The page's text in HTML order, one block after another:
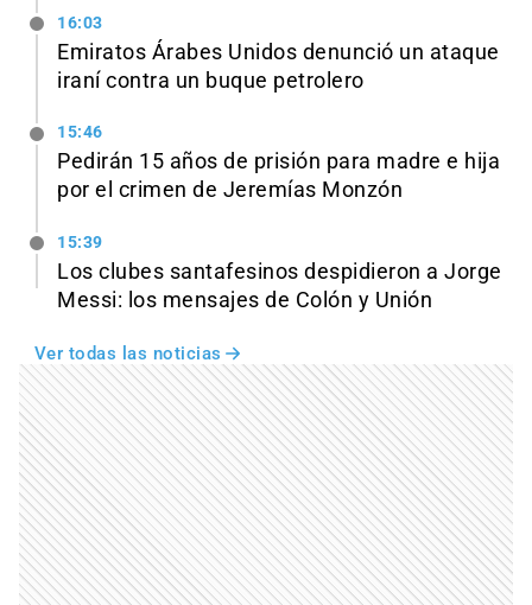
16:03
Emiratos Árabes Unidos denunció un ataque
iraní contra un buque petrolero
15:46
Pedirán 15 años de prisión para madre e hija
por el crimen de Jeremías Monzón
15:39
Los clubes santafesinos despidieron a Jorge
Messi: los mensajes de Colón y Unión
Ver todas las noticias